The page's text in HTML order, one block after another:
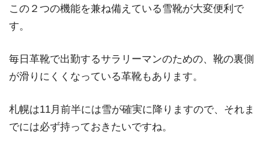
この２つの機能を兼ね備えている雪靴が大変便利で
す。
毎日革靴で出勤するサラリーマンのための、靴の裏側
が滑りにくくなっている革靴もあります。
札幌は11月前半には雪が確実に降りますので、それま
でには必ず持っておきたいですね。